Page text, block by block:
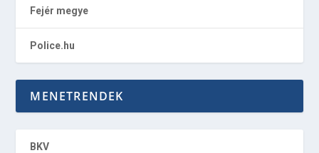
Fejér megye
Police.hu
MENETRENDEK
BKV